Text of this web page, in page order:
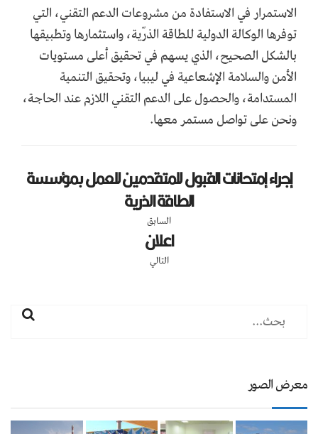
الاستمرار في الاستفادة من مشروعات الدعم التقني، التي
توفرها الوكالة الدولية للطاقة الذرّية، واستثمارها وتطبيقها
بالشكل الصحيح، الذي يسهم في تحقيق أعلى مستويات
الأمن والسلامة الإشعاعية في ليبيا، وتحقيق التنمية
المستدامة، والحصول على الدعم التقني اللازم عند الحاجة،
ونحن على تواصل مستمر معها.
إجراء إمتحانات القبول للمتقدمين للعمل بمؤسسة
الطاقة الذرية
السابق
اعلان
التالي
معرض الصور